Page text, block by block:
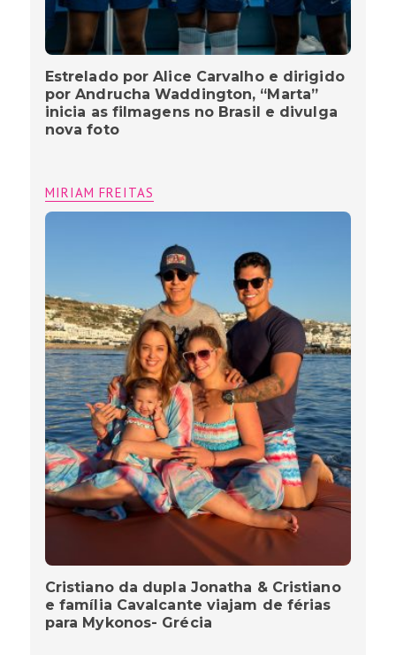
Estrelado por Alice Carvalho e dirigido
por Andrucha Waddington, “Marta”
inicia as filmagens no Brasil e divulga
nova foto
MIRIAM FREITAS
Cristiano da dupla Jonatha & Cristiano
e família Cavalcante viajam de férias
para Mykonos- Grécia